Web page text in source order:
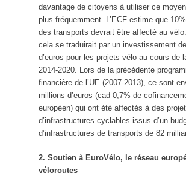
davantage de citoyens à utiliser ce
plus fréquemment. L’ECF estime que
des transports devrait être affecté au
cela se traduirait par un investissement
d’euros pour les projets vélo au cours de
2014-2020. Lors de la précédente
financière de l’UE (2007-2013), ce sont
millions d’euros (cad 0,7% de
européen) qui ont été affectés à des
d’infrastructures cyclables issus d’un
d’infrastructures de transports de 82
2. Soutien à EuroVélo, le réseau
véloroutes